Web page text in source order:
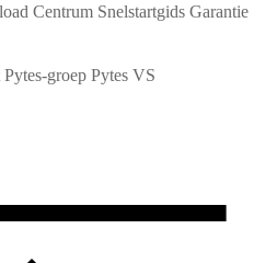
Centrum Snelstartgids Garantie
Pytes-groep Pytes VS